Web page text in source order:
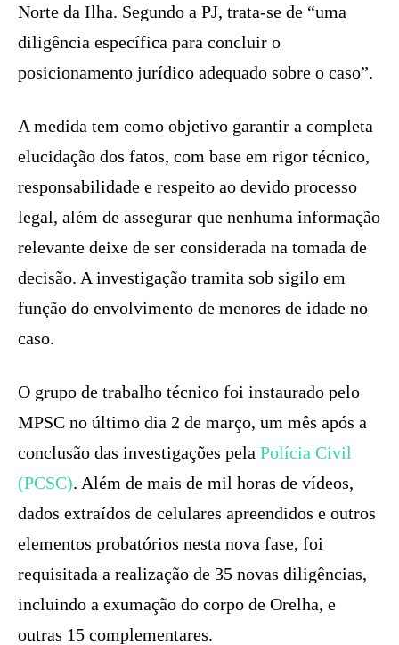
Norte da Ilha. Segundo a PJ, trata-se de “uma
diligência específica para concluir o
posicionamento jurídico adequado sobre o caso”.
A medida tem como objetivo garantir a completa
elucidação dos fatos, com base em rigor técnico,
responsabilidade e respeito ao devido processo
legal, além de assegurar que nenhuma informação
relevante deixe de ser considerada na tomada de
decisão. A investigação tramita sob sigilo em
função do envolvimento de menores de idade no
caso.
O grupo de trabalho técnico foi instaurado pelo
MPSC no último dia 2 de março, um mês após a
conclusão das investigações pela Polícia Civil
(PCSC). Além de mais de mil horas de vídeos,
dados extraídos de celulares apreendidos e outros
elementos probatórios nesta nova fase, foi
requisitada a realização de 35 novas diligências,
incluindo a exumação do corpo de Orelha, e
outras 15 complementares.